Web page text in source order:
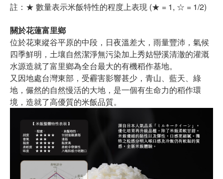
註：★ 數量表示米飯特性的程度上表現 (★ = 1, ☆ = 1/2)
關於花蓮富里鄉
位於花東縱谷平原的中段，日夜溫差大，雨量豐沛，氣候
四季鮮明，土壤自然潔淨無污染加上秀姑巒溪清澈的灌溉
水源造就了富里鄉為全台最大的有機稻作基地。
又因地處台灣東部，受霾害影響甚少，青山、藍天、綠
地，儼然的自然慢活的大地，是一個有生命力的稻作環
境，造就了高優質的米飯品質。